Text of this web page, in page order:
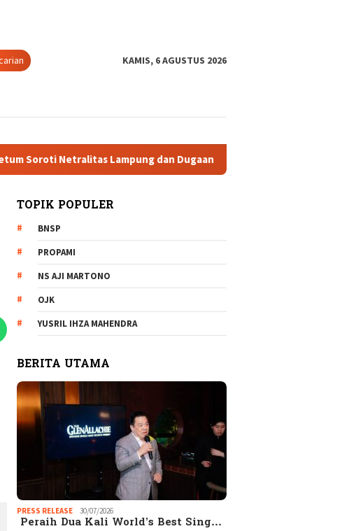
KAMIS, 6 AGUSTUS 2026
Lampung dan Dugaan Pelanggaran AD/ART
TOPIK POPULER
BNSP
PROPAMI
NS AJI MARTONO
OJK
YUSRIL IHZA MAHENDRA
BERITA UTAMA
PRESS RELEASE 30/07/2026
Peraih Dua Kali World’s Best Sing…